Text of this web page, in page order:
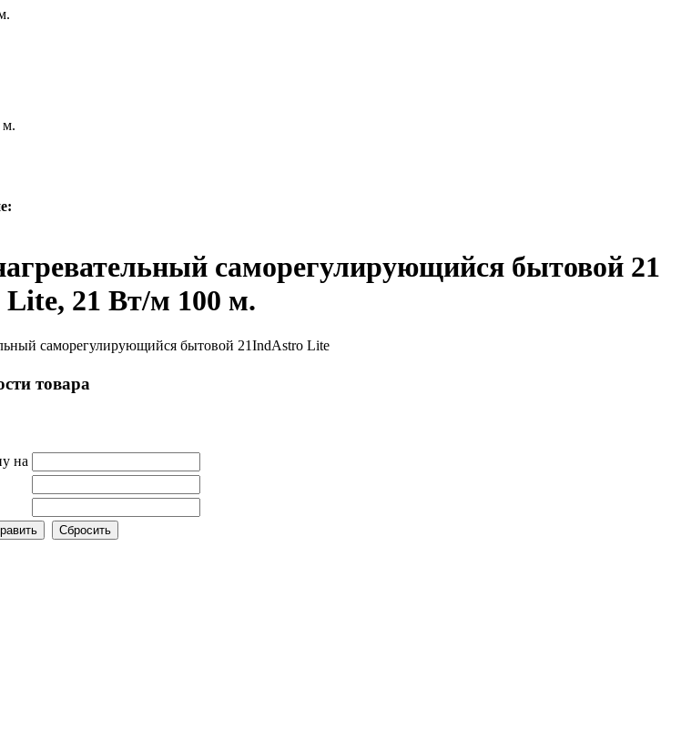
м.
саморегулирующийся бытовой 21
21 Вт/м 100 м.
саморегулирующийся бытовой 21IndAstro Lite
товара
на